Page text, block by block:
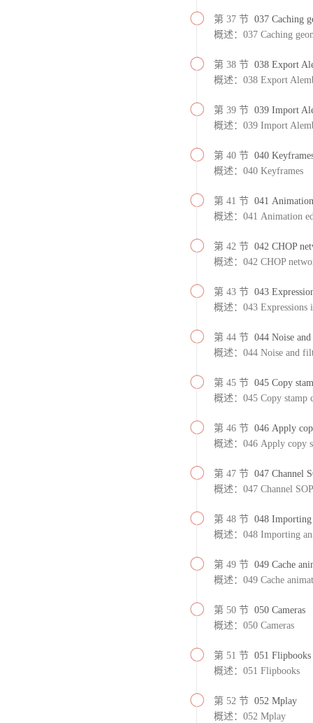
第 37 节 037 Caching
概述：037 Caching
第 38 节 038 Export
概述：038 Export
第 39 节 039 Import
概述：039 Import
第 40 节 040
概述：040 Keyframes
第 41 节 041
概述：041 Animation
第 42 节 042 CHOP
概述：042 CHOP
第 43 节 043
概述：043 Expressions
第 44 节 044 Noise
概述：044 Noise and
第 45 节 045 Copy
概述：045 Copy stamp
第 46 节 046 Apply
概述：046 Apply copy
第 47 节 047 Channel
概述：047 Channel SOP
第 48 节 048
概述：048 Importing
第 49 节 049 Cache
概述：049 Cache
第 50 节 050 Cameras
概述：050 Cameras
第 51 节 051 Flipbooks
概述：051 Flipbooks
第 52 节 052 Mplay
概述：052 Mplay